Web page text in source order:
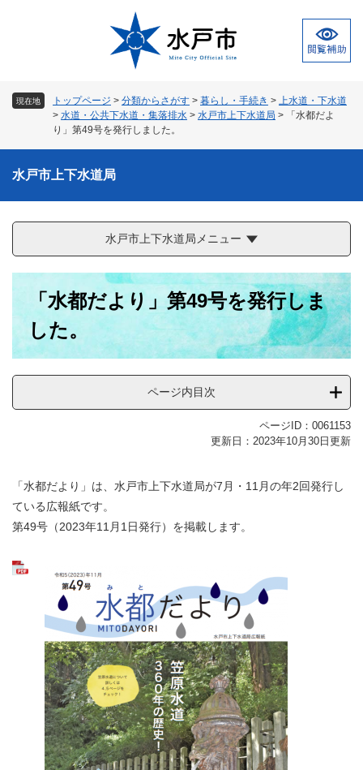
現在地 トップページ > 分類からさがす > 暮らし・手続き > 上水道・下水道
> 水道・公共下水道・集落排水 > 水戸市上下水道局 >
「水都だよ
り」第49号を発行しました。
水戸市上下水道局
水戸市上下水道局メニュー
「水都だより」第49号を発行しま
した。
ページ内目次
ページID：0061153
更新日：2023年10月30日更新
「水都だより」は、水戸市上下水道局が7月・11月の年2回発行し
ている広報紙です。
第49号（2023年11月1日発行）を掲載します。​